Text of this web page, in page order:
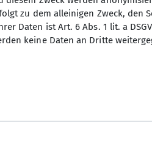
sich bereits von früheren
einschätzen zu können.
zu dem alleinigen Zweck, den
Daten ist Art. 6 Abs. 1 lit. a
keine Daten an Dritte